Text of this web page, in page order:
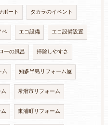
ポート タカラのイベント
ベ エコ設備 エコ設備設置
ーの風呂 掃除しやすさ
ム 知多半島リフォーム屋
常滑市リフォーム
東浦町リフォーム